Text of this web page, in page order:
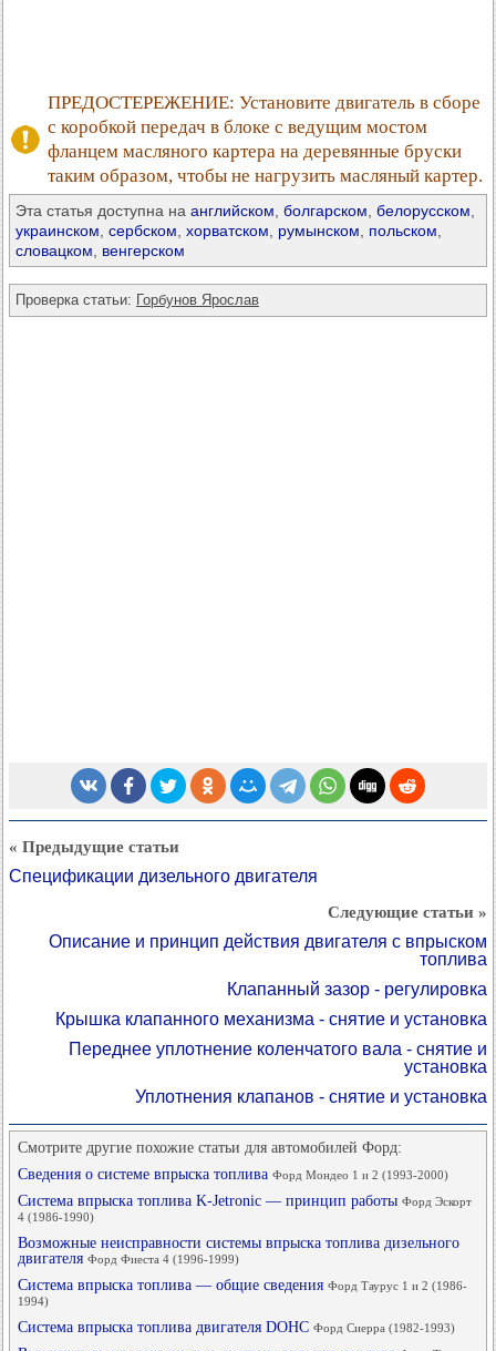
ПРЕДОСТЕРЕЖЕНИЕ: Установите двигатель в сборе
с коробкой передач в блоке с ведущим мостом
фланцем масляного картера на деревянные бруски
таким образом, чтобы не нагрузить масляный картер.
Эта статья доступна на английском болгарском белорусском
украинском сербском хорватском румынском польском
словацком
венгерском
Проверка статьи: Горбунов Ярослав
« Предыдущие статьи
Спецификации дизельного двигателя
Следующие статьи »
Описание и принцип действия двигателя с впрыском
топлива
Клапанный зазор - регулировка
Крышка клапанного механизма - снятие и установка
Переднее уплотнение коленчатого вала - снятие и
установка
Уплотнения клапанов - снятие и установка
Смотрите другие похожие статьи для автомобилей Форд:
Сведения о системе впрыска топлива Форд Мондео 1 и 2 (1993-2000)
Система впрыска топлива K-Jetronic — принцип работы Форд Эскорт
4 (1986-1990)
Возможные неисправности системы впрыска топлива дизельного
двигателя Форд Фиеста 4 (1996-1999)
Система впрыска топлива — общие сведения Форд Таурус 1 и 2 (1986-
1994)
Система впрыска топлива двигателя DOHC Форд Сиерра (1982-1993)